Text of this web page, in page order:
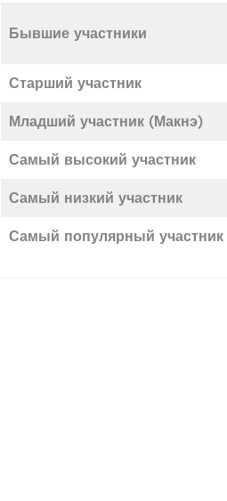
Бывшие участники
Старший участник
Младший участник (Макнэ)
Самый высокий участник
Самый низкий участник
Самый популярный участник